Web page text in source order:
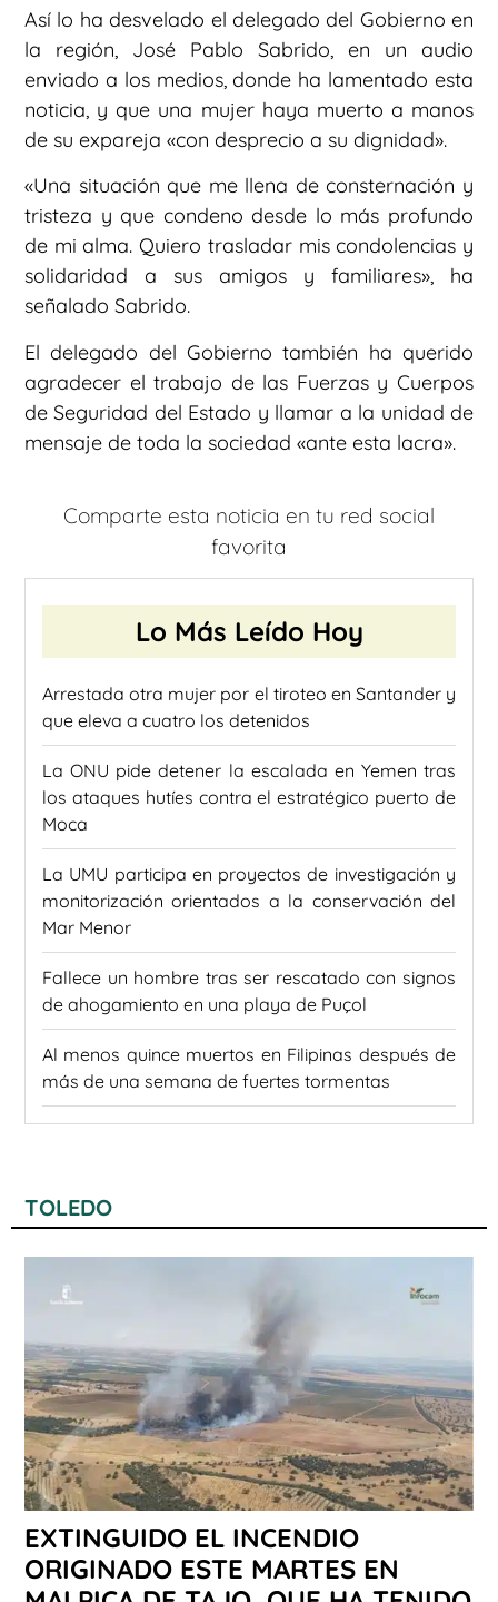
Así lo ha desvelado el delegado del Gobierno en
la región, José Pablo Sabrido, en un audio
enviado a los medios, donde ha lamentado esta
noticia, y que una mujer haya muerto a manos
de su expareja «con desprecio a su dignidad».
«Una situación que me llena de consternación y
tristeza y que condeno desde lo más profundo
de mi alma. Quiero trasladar mis condolencias y
solidaridad a sus amigos y familiares», ha
señalado Sabrido.
El delegado del Gobierno también ha querido
agradecer el trabajo de las Fuerzas y Cuerpos
de Seguridad del Estado y llamar a la unidad de
mensaje de toda la sociedad «ante esta lacra».
Comparte esta noticia en tu red social
favorita
Lo Más Leído Hoy
Arrestada otra mujer por el tiroteo en Santander y
que eleva a cuatro los detenidos
La ONU pide detener la escalada en Yemen tras
los ataques hutíes contra el estratégico puerto de
Moca
La UMU participa en proyectos de investigación y
monitorización orientados a la conservación del
Mar Menor
Fallece un hombre tras ser rescatado con signos
de ahogamiento en una playa de Puçol
Al menos quince muertos en Filipinas después de
más de una semana de fuertes tormentas
TOLEDO
EXTINGUIDO EL INCENDIO
ORIGINADO ESTE MARTES EN